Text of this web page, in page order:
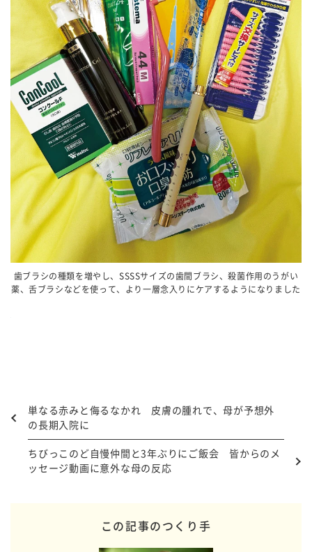
歯ブラシの種類を増やし、SSSSサイズの歯間ブラシ、殺菌作用のうがい
薬、舌ブラシなどを使って、より一層念入りにケアするようになりました
単なる赤みと侮るなかれ 皮膚の腫れで、母が予想外
の長期入院に
ちびっこのど自慢仲間と3年ぶりにご飯会 皆からのメ
ッセージ動画に意外な母の反応
この記事のつくり手